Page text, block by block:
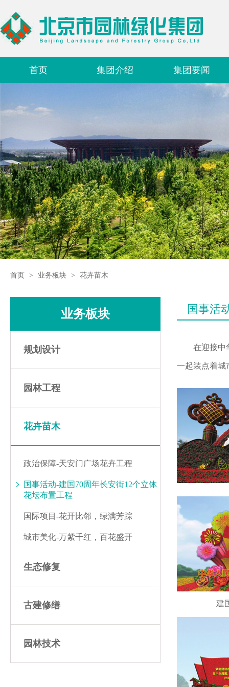
首页 集团介绍 集团要闻
首页 > 业务板块 > 花卉苗木
业务板块
规划设计
园林工程
花卉苗木
政治保障-天安门广场花卉工程
国事活动-建国70周年长安街12个立体
花坛布置工程
国际项目-花开比邻，绿满芳踪
城市美化-万紫千红，百花盛开
生态修复
古建修缮
园林技术
国事活
在迎接中
一起装点着城
建